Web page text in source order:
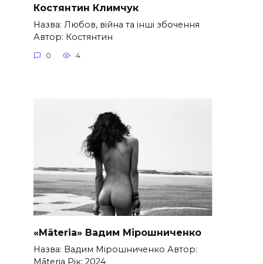
Костянтин Климчук
Назва: Любов, війна та інші збочення
Автор: Костянтин
0 4
«Māteria» Вадим Мірошниченко
Назва: Вадим Мірошниченко Автор:
Māteria Рік: 2024